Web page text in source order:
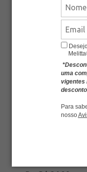
uma
vigentes
Para
nosso
CÁPSULA
Café